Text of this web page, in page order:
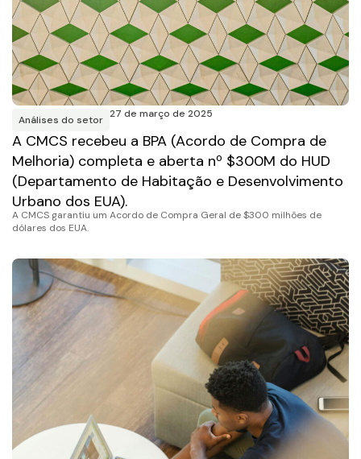
Análises do setor 27 de março de 2025
A CMCS recebeu a BPA (Acordo de Compra de
Melhoria) completa e aberta nº $300M do HUD
(Departamento de Habitação e Desenvolvimento
Urbano dos EUA).
A CMCS garantiu um Acordo de Compra Geral de $300 milhões de
dólares dos EUA.